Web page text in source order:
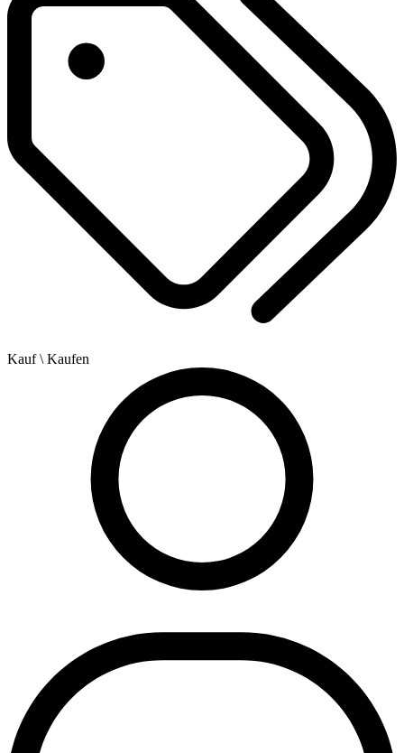
Kauf\ Kaufen